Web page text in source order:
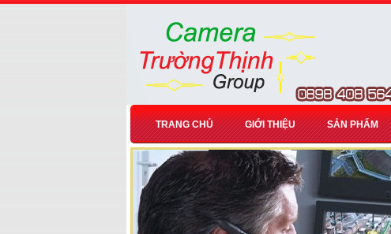
TRANG CHỦ GIỚI THIỆU SẢN PHẨM